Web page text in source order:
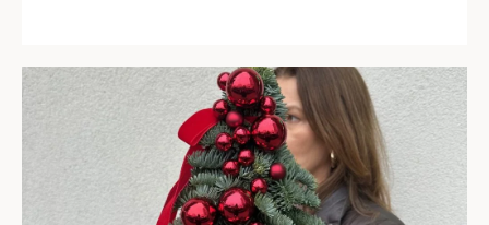
Dostawy
Zamówienia dostarczane są pod wskazany
adres w wyznaczonym terminie przez
naszych kurierów. Jeśli dostawa ma być na
konkretną godzinę bardzo prosimy umieścić